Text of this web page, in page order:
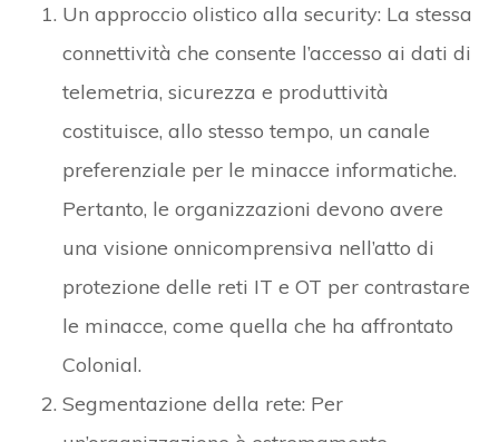
Un approccio olistico alla security: La stessa
connettività che consente l’accesso ai dati di
telemetria, sicurezza e produttività
costituisce, allo stesso tempo, un canale
preferenziale per le minacce informatiche.
Pertanto, le organizzazioni devono avere
una visione onnicomprensiva nell’atto di
protezione delle reti IT e OT per contrastare
le minacce, come quella che ha affrontato
Colonial.
Segmentazione della rete: Per